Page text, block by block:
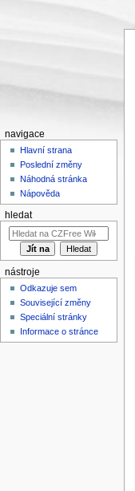
navigace
Hlavní strana
Poslední změny
Náhodná stránka
Nápověda
hledat
nástroje
Odkazuje sem
Související změny
Speciální stránky
Informace o stránce